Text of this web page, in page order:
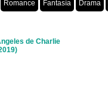
Romance Fantasía Drama